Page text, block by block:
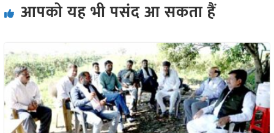
आपको यह भी पसंद आ सकता हैं